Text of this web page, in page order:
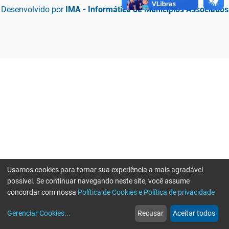
Desenvolvido por IMA - Informática de Municípios Associados
web
Notícias
more_horiz
Mais
Usamos cookies para tornar sua experiência a mais agradável
possível. Se continuar navegando neste site, você assume
concordar com nossa Política de Cookies e Política de privacidade
Gerenciar Cookies... Recusar Aceitar todos
Erro ao enviar informações, por favor tente novamente